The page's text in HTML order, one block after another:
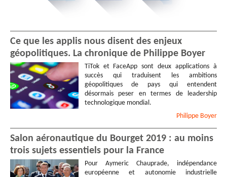
Ce que les applis nous disent des enjeux
géopolitiques. La chronique de Philippe Boyer
TiTok et FaceApp sont deux applications à
succès qui traduisent les ambitions
géopolitiques de pays qui entendent
désormais peser en termes de leadership
technologique mondial.
Philippe Boyer
Salon aéronautique du Bourget 2019 : au moins
trois sujets essentiels pour la France
Pour Aymeric Chauprade, indépendance
européenne et autonomie industrielle